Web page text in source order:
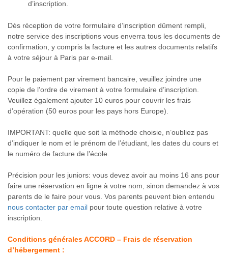
d’inscription.
Dès réception de votre formulaire d’inscription dûment rempli,
notre service des inscriptions vous enverra tous les documents de
confirmation, y compris la facture et les autres documents relatifs
à votre séjour à Paris par e-mail.
Pour le paiement par virement bancaire, veuillez joindre une
copie de l’ordre de virement à votre formulaire d’inscription.
Veuillez également ajouter 10 euros pour couvrir les frais
d’opération (50 euros pour les pays hors Europe).
IMPORTANT: quelle que soit la méthode choisie, n’oubliez pas
d’indiquer le nom et le prénom de l’étudiant, les dates du cours et
le numéro de facture de l’école.
Précision pour les juniors: vous devez avoir au moins 16 ans pour
faire une réservation en ligne à votre nom, sinon demandez à vos
parents de le faire pour vous. Vos parents peuvent bien entendu
nous contacter par email pour toute question relative à votre
inscription.
Conditions générales ACCORD – Frais de réservation
d’hébergement :